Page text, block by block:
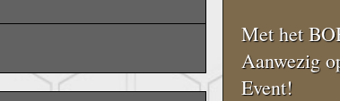
Met het
Aanwezig
Event!